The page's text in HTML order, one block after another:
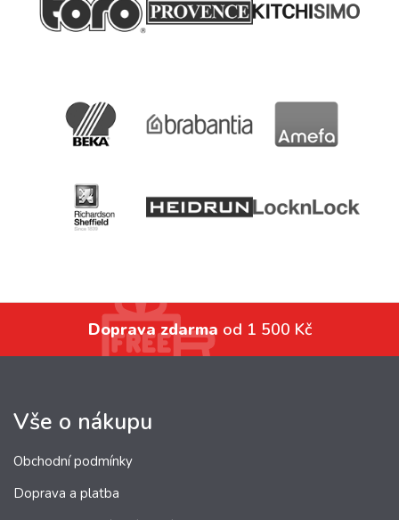
Doprava zdarma od 1 500 Kč
Vše o nákupu
Obchodní podmínky
Doprava a platba